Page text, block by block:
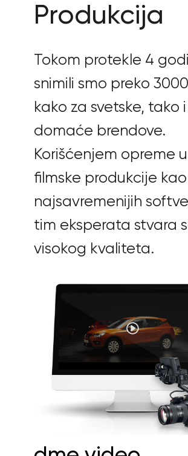
Produkcija
Tokom protekle 4
snimili smo preko
kako za svetske, tako
domaće brendove.
Korišćenjem opreme
filmske produkcije kao
najsavremenijih
tim eksperata stvara
visokog kvaliteta.